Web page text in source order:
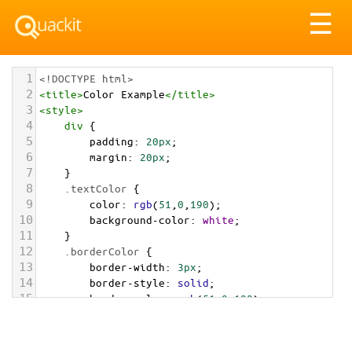
☰
1 <!DOCTYPE html>
2 <title>Color Example</title>
3 <style>
4 div {
5 padding: 20px;
6 margin: 20px;
7 }
8 .textColor {
9 color: rgb(51 0 190);
10 background-color: white;
11 }
12 .borderColor {
13 border-width: 3px;
14 border-style: solid;
15 border-color: rgb(51,0,190);